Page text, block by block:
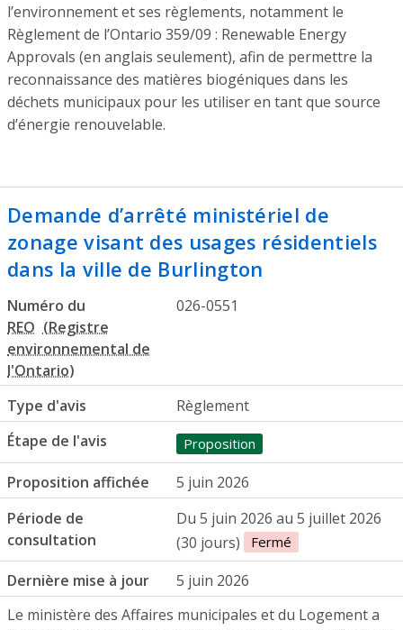
l’environnement et ses règlements, notamment le
Règlement de l’Ontario 359/09 : Renewable Energy
Approvals (en anglais seulement), afin de permettre la
reconnaissance des matières biogéniques dans les
déchets municipaux pour les utiliser en tant que source
d’énergie renouvelable.
Demande d’arrêté ministériel de
zonage visant des usages résidentiels
dans la ville de Burlington
Numéro du
REO
026-0551
Type d'avis
Règlement
Étape de l'avis
Proposition
Proposition affichée
5 juin 2026
Période de
consultation
Du 5 juin 2026 au 5 juillet 2026
(30 jours)
Fermé
Dernière mise à jour
5 juin 2026
Le ministère des Affaires municipales et du Logement a